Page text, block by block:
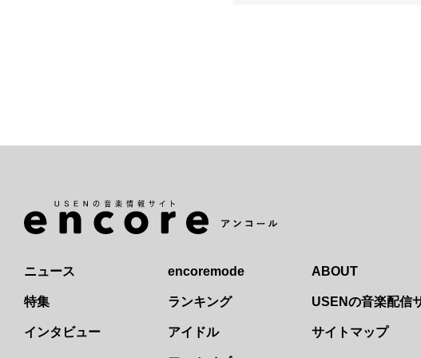
ニュース
特集
インタビュー
encoremode
ランキング
アイドル
ABOUT
USENの音楽配信
サイトマップ